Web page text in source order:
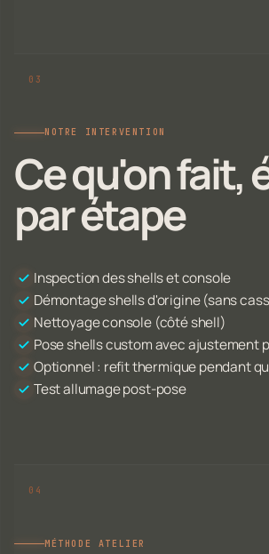
NOTRE INTERVENTION
Ce qu'on fait,
par étape
Inspection des shells et console
Démontage shells d'origine (sans
Nettoyage console (côté shell)
Pose shells custom avec ajustement
Optionnel : refit thermique pendant
Test allumage post-pose
MÉTHODE ATELIER